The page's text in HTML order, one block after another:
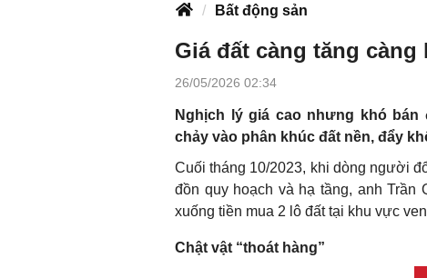
Bất động sản
Giá đất càng tăng càng
26/05/2026 02:34
Nghịch lý giá cao nhưng khó
chảy vào phân khúc đất nền, đẩy
Cuối tháng 10/2023, khi dòng người
đồn quy hoạch và hạ tầng, anh Trần
xuống tiền mua 2 lô đất tại khu vực
Chật vật “thoát hàng”